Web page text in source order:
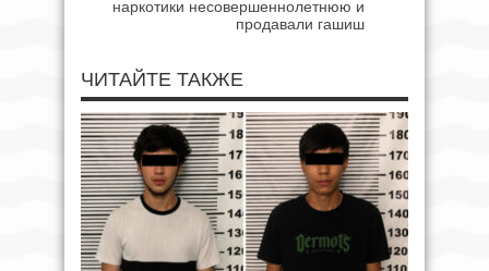
наркотики несовершеннолетнюю и
продавали гашиш
ЧИТАЙТЕ ТАКЖЕ